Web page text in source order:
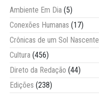
Ambiente Em Dia (5)
Conexões Humanas (17)
Crônicas de um Sol Nascente
Cultura (456)
Direto da Redação (44)
Edições (238)